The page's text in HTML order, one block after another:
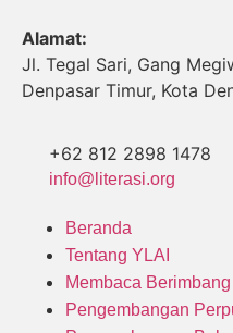
Alamat:
Jl. Tegal Sari, Gang
Denpasar Timur, Kota
+62 812 2898 1478
info@literasi.org
Beranda
Tentang YLAI
Membaca Berimbang
Pengembangan